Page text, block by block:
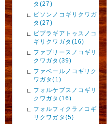
タ(27)
ビソンノコギリクワガ
タ(27)
ビプラギアトゥスノコ
ギリクワガタ(16)
ファブリースノコギリ
クワガタ(39)
ファベールノコギリク
ワガタ(1)
フォルケプスノコギリ
クワガタ(16)
フォルフィクラノコギ
リクワガタ(5)